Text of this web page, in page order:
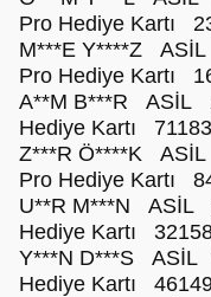
Pro Hediye Kartı
M***E Y****Z
Pro Hediye Kartı
A**M B***R ASİL
Hediye Kartı
Z***R Ö****K
Pro Hediye Kartı
U**R M***N ASİL
Hediye Kartı
Y***N D***S ASİL
Hediye Kartı